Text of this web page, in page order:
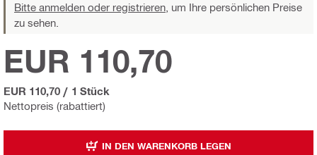
Bitte anmelden oder registrieren, um Ihre persönlichen Preise
zu sehen.
Nettopreis (rabattiert)
EUR 110,70
EUR 110,70 / 1 Stück
IN DEN WARENKORB LEGEN